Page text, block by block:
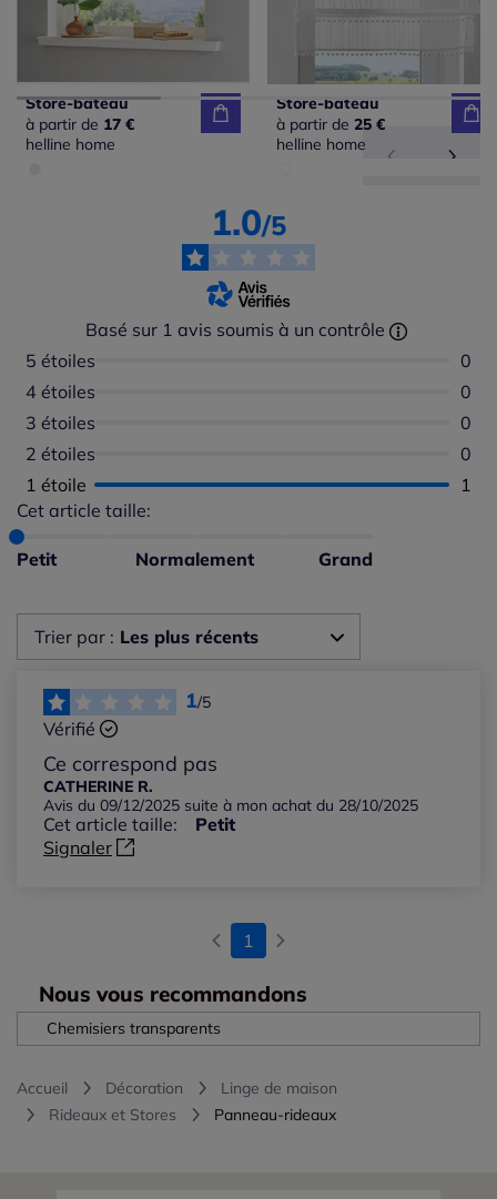
Store-bateau
à partir de 17 €
helline home
Store-bateau
à partir de 25 €
helline home
1.0/5
Basé sur 1 avis soumis à un contrôle
5 étoiles
0
4 étoiles
0
3 étoiles
0
2 étoiles
0
1 étoile
1
Cet article taille:
Petit Normalement Grand
Répartition du taillant selon les avis clients
Taille petit : 100%
Taille grand : 0%
Trier par : Les plus récents
Les plus récents
Notes les plus élevées
1/5
Vérifié
Ce correspond pas
CATHERINE R.
Avis du 09/12/2025 suite à mon achat du 28/10/2025
Cet article taille:
Petit
Signaler
1
Nous vous recommandons
Chemisiers transparents
Accueil Décoration
Linge de maison
Rideaux et Stores
Panneau-rideaux